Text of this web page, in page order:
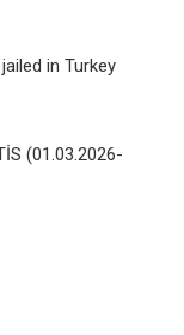
in Turkey
(01.03.2026-